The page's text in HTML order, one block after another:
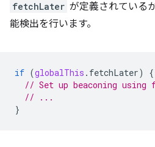
fetchLater が定義されている
能検出を行います。
if (globalThis . fetchLater)
{
// Set up beaconing using
// ...
}